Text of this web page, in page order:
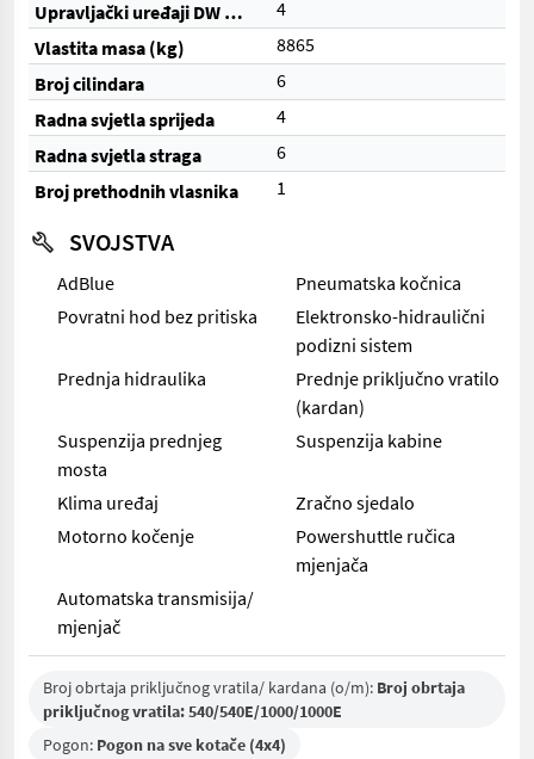
Upravljački uređaji DW (ukupno)
4
Vlastita masa (kg)
8865
Broj cilindara
6
Radna svjetla sprijeda
4
Radna svjetla straga
6
Broj prethodnih vlasnika
1
SVOJSTVA
AdBlue
Pneumatska kočnica
Povratni hod bez pritiska
Elektronsko-hidraulični
podizni sistem
Prednja hidraulika
Prednje priključno vratilo
(kardan)
Suspenzija prednjeg
mosta
Suspenzija kabine
Klima uređaj
Zračno sjedalo
Motorno kočenje
Powershuttle ručica
mjenjača
Automatska transmisija/
mjenjač
Broj obrtaja priključnog vratila/ kardana (o/m): Broj obrtaja
priključnog vratila: 540/540E/1000/1000E
Pogon: Pogon na sve kotače (4x4)